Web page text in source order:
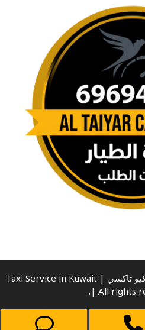
© 2026 Al Taiyar Call Taxi- كيو تاكسي | Taxi Service in Kuwait
| All rights